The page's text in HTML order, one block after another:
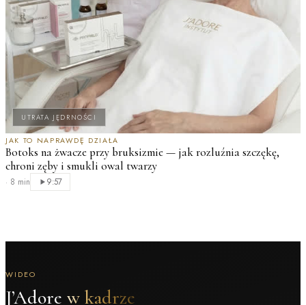
UTRATA JĘDRNOŚCI
JAK TO NAPRAWDĘ DZIAŁA
Botoks na żwacze przy bruksizmie — jak rozluźnia szczękę,
chroni zęby i smukli owal twarzy
· 8 min 9:57
WIDEO
J’Adore w kadrze